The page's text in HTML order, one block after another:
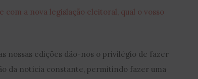
com a nova legislação eleitoral, qual o vosso
nossas edições dão-nos o privilégio de fazer
da notícia constante, permitindo fazer uma